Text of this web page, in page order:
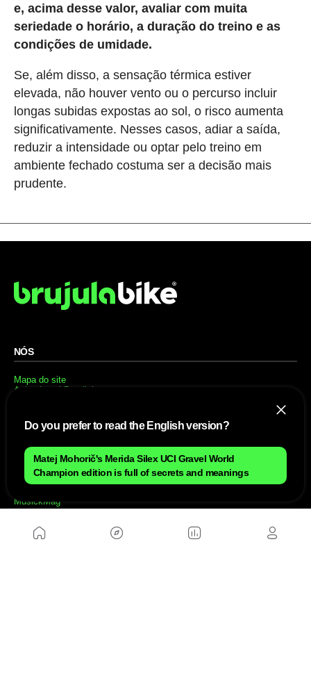
e, acima desse valor, avaliar com muita
seriedade o horário, a duração do treino e as
condições de umidade.
Se, além disso, a sensação térmica estiver
elevada, não houver vento ou o percurso incluir
longas subidas expostas ao sol, o risco aumenta
significativamente. Nesses casos, adiar a saída,
reduzir a intensidade ou optar pelo treino em
ambiente fechado costuma ser a decisão mais
prudente.
NÓS
Mapa do site
Aviso Legal Brasileiro
Política de privacidad brasileiro
Contato
SITES AMIGÁVEIS
MusickMag
SIGA-NOS
Do you prefer to read the English version?
Matej Mohorič's Merida Silex UCI Gravel World
Champion edition is full of secrets and meanings